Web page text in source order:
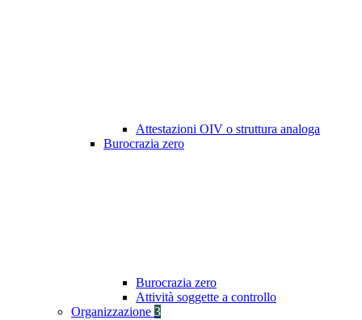
Attestazioni OIV o struttura analoga
Burocrazia zero
Burocrazia zero
Attività soggette a controllo
Organizzazione 3